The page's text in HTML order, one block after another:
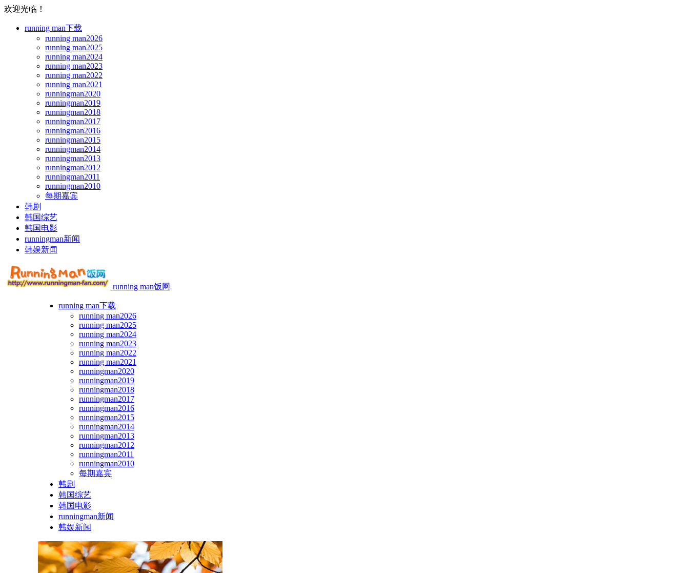
欢迎光临！
running man下载
running man2026
running man2025
running man2024
running man2023
running man2022
running man2021
runningman2020
runningman2019
runningman2018
runningman2017
runningman2016
runningman2015
runningman2014
runningman2013
runningman2012
runningman2011
runningman2010
每期嘉宾
韩剧
韩国综艺
韩国电影
runningman新闻
韩娱新闻
running man饭网
running man下载
running man2026
running man2025
running man2024
running man2023
running man2022
running man2021
runningman2020
runningman2019
runningman2018
runningman2017
runningman2016
runningman2015
runningman2014
runningman2013
runningman2012
runningman2011
runningman2010
每期嘉宾
韩剧
韩国综艺
韩国电影
runningman新闻
韩娱新闻